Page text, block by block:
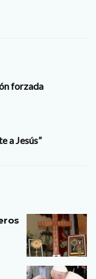
forzada
a Jesús”